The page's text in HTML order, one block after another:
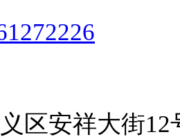
区安祥大街